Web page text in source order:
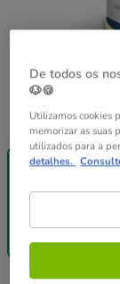
Peso:400 g
-25% na 2ª
un.
2.99€
(7.48€ / kg)
De todos os
🐶🍪
Utilizamos cookies
memorizar as suas
utilizados para a
detalhes.